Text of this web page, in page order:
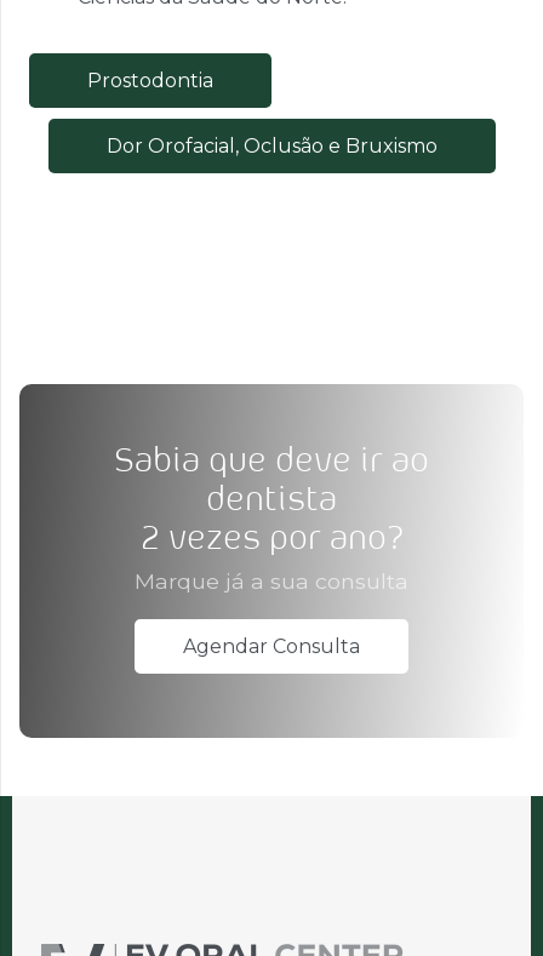
Prostodontia
Dor Orofacial, Oclusão e Bruxismo
Sabia que deve ir ao
dentista
2 vezes por ano?
Marque já a sua consulta
Agendar Consulta